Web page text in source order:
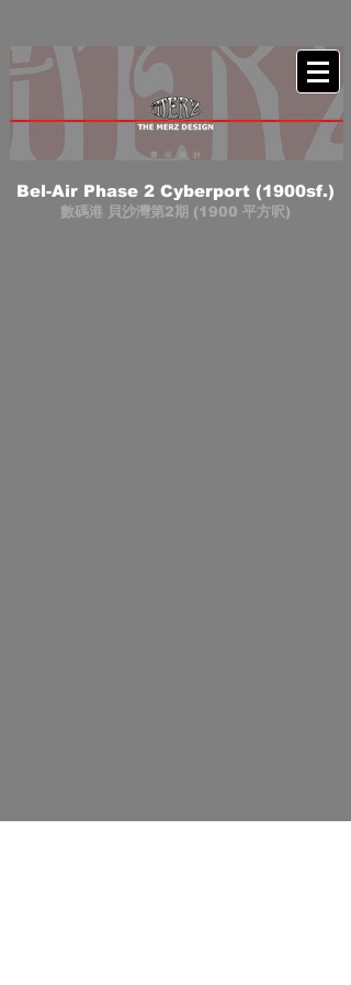
Bel-Air Phase 2 Cyberport (1900sf.)
數碼港 貝沙灣第2期 (1900 平方呎)